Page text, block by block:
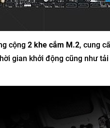
cộng 2 khe cắm M.2, cung
gian khởi động cũng như